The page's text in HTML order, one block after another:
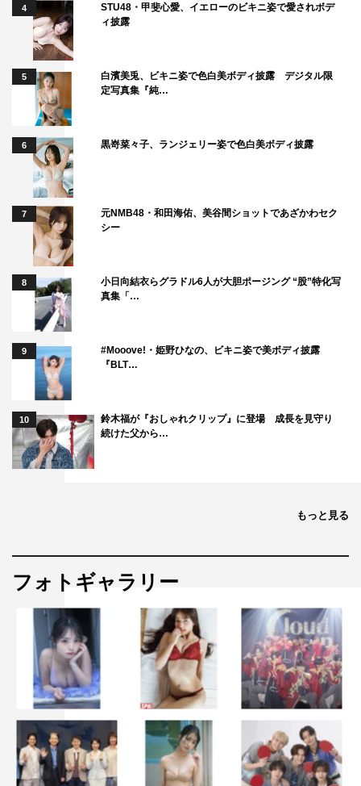
毎週（月）～（土）前7・45～8・09
再放送：毎週（月）～（金）後6・00～6・24
毎週（土）後5・00～5・24
この記事の写真
©NHK
ながたまや 小野あつこ
4
STU48・甲斐心愛、イエローのビキニ姿で愛されボデ
ィ披露
5
白濱美兎、ビキニ姿で色白美ボディ披露 デジタル限
定写真集『純…
6 黒嵜菜々子、ランジェリー姿で色白美ボディ披露
7
元NMB48・和田海佑、美谷間ショットであざかわセク
シー
8
小日向結衣らグラドル6人が大胆ポージング “股”特化写
真集「…
9
#Mooove!・姫野ひなの、ビキニ姿で美ボディ披露
『BLT…
10
鈴木福が『おしゃれクリップ』に登場 成長を見守り
続けた父から…
もっと見る
フォトギャラリー